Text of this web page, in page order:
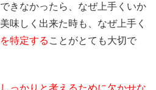
きなかったら、なぜ上手くいか
味しく出来た時も、なぜ上手く
特定する ことがとても大切で